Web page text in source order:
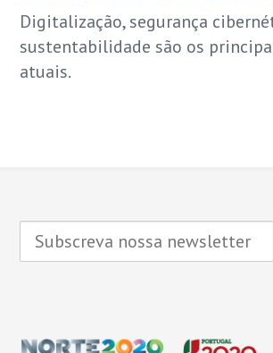
Digitalização, segurança
sustentabilidade são os
atuais.